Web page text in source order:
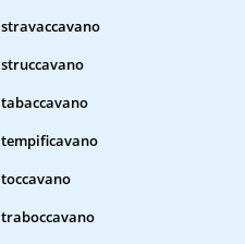
stravaccavano
struccavano
tabaccavano
tempificavano
toccavano
traboccavano